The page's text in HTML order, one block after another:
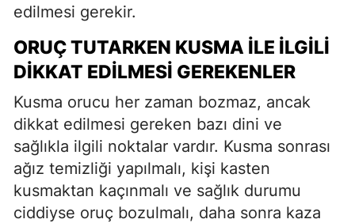
edilmesi gerekir.
ORUÇ TUTARKEN KUSMA ILE İLGILI
DIKKAT EDILMESI GEREKENLER
Kusma orucu her zaman bozmaz, ancak
dikkat edilmesi gereken bazı dini ve
sağlıkla ilgili noktalar vardır. Kusma sonrası
ağız temizliği yapılmalı, kişi kasten
kusmaktan kaçınmalı ve sağlık durumu
ciddiyse oruç bozulmalı, daha sonra kaza